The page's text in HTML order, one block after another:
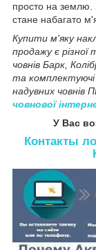
просто на землю.
стане набагато
Купити м'яку
продажу є різної
човнів Барк,
та
надувних човнів
човнової
У Вас
Контакты